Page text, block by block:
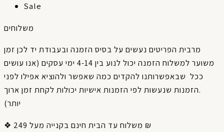
Sale
משלוחים
מרבית הפריטים נעשים על בסיס הזמנה ובעבודת יד לכן זמן
משוער למשלוח הזמנה יכול לנוע בין ימי עסקים (אנו עושים
ככל שבאפשרותנו להקדים כמה שאפשר ולהוציא אפילו לפני
.הזמנות שנעשות לפי הזמנות אישיות יכולות לקחת זמן ארוך
יותר)
❖ משלוח עד הבית חינם בקנייה מעל 249 ₪